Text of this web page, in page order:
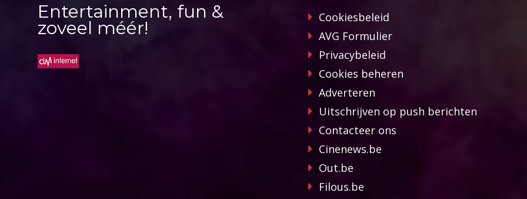
Entertainment, fun &
zoveel méér!
Cookiesbeleid
AVG Formulier
Privacybeleid
Cookies beheren
Adverteren
Uitschrijven op push berichten
Contacteer ons
Cinenews.be
Out.be
Filous.be